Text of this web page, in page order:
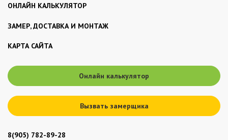
ОНЛАЙН КАЛЬКУЛЯТОР
ЗАМЕР, ДОСТАВКА И МОНТАЖ
КАРТА САЙТА
Онлайн калькулятор
Вызвать замерщика
8(905) 782-89-28